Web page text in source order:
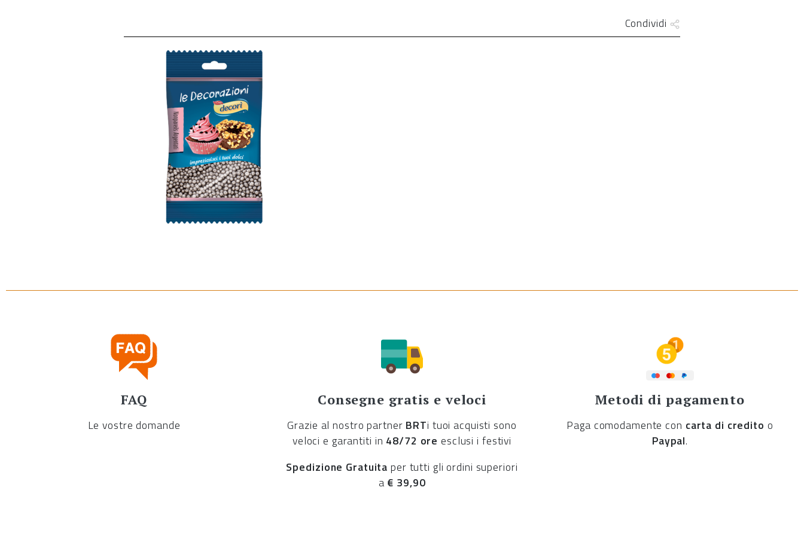
Condividi
FAQ
Le vostre domande
Consegne gratis e veloci
Grazie al nostro partner BRTi tuoi acquisti sono
veloci e garantiti in 48/72 ore esclusi i festivi
Spedizione Gratuita per tutti gli ordini superiori
a € 39,90
Metodi di pagamento
Paga comodamente con carta di credito o
Paypal.